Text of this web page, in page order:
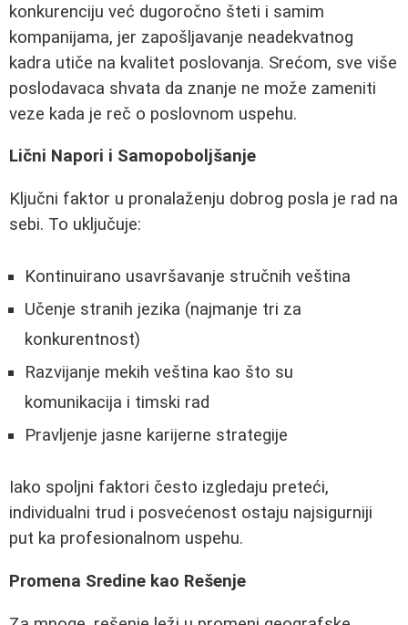
konkurenciju već dugoročno šteti i samim
kompanijama, jer zapošljavanje neadekvatnog
kadra utiče na kvalitet poslovanja. Srećom, sve više
poslodavaca shvata da znanje ne može zameniti
veze kada je reč o poslovnom uspehu.
Lični Napori i Samopoboljšanje
Ključni faktor u pronalaženju dobrog posla je rad na
sebi. To uključuje:
Kontinuirano usavršavanje stručnih veština
Učenje stranih jezika (najmanje tri za
konkurentnost)
Razvijanje mekih veština kao što su
komunikacija i timski rad
Pravljenje jasne karijerne strategije
Iako spoljni faktori često izgledaju preteći,
individualni trud i posvećenost ostaju najsigurniji
put ka profesionalnom uspehu.
Promena Sredine kao Rešenje